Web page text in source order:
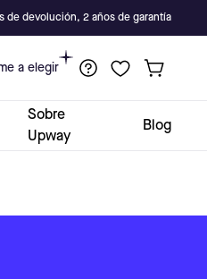
de devolución, 2 años de garantía
a elegir
Sobre
Upway
Blog